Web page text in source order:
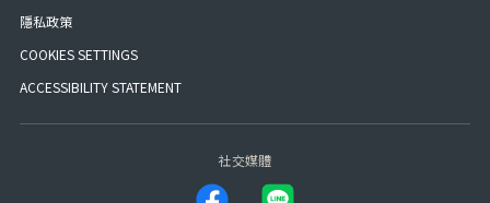
隱私政策
COOKIES SETTINGS
ACCESSIBILITY STATEMENT
社交媒體